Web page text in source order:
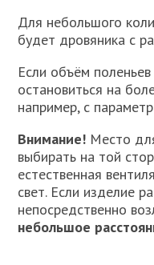
Для небольшого
будет дровяника с
Если объём
остановиться на
например, с
Внимание! Место
выбирать на той
естественная
свет. Если изделие
непосредственно
небольшое